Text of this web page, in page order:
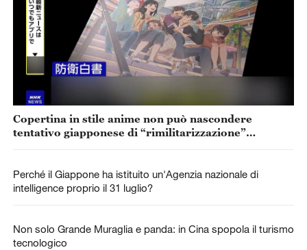
Copertina in stile anime non può nascondere
tentativo giapponese di “rimilitarizzazione”
Perché il Giappone ha istituito un'Agenzia nazionale di
intelligence proprio il 31 luglio?
Non solo Grande Muraglia e panda: in Cina spopola il turismo
tecnologico